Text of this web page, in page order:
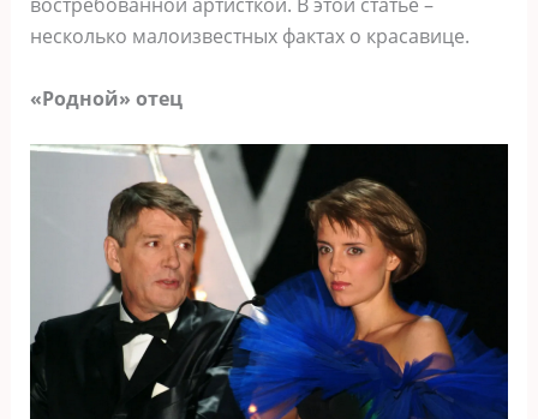
несколько малоизвестных фактах о красавице.
«Родной» отец